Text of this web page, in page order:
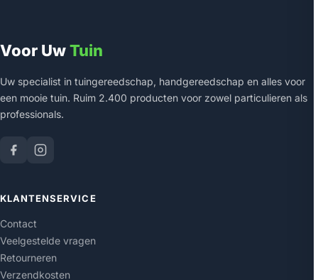
Voor UwTuin
Uw specialist in tuingereedschap, handgereedschap en alles voor
een mooie tuin. Ruim 2.400 producten voor zowel particulieren als
professionals.
KLANTENSERVICE
Contact
Veelgestelde vragen
Retourneren
Verzendkosten